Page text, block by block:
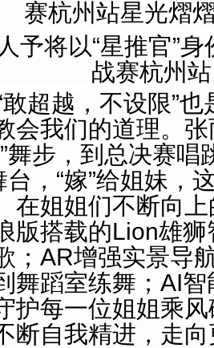
予将以“星推官”
战赛杭州站
越，不设限”也
会我们的道理。
舞步，到总决赛
台，“嫁”给姐妹，
在姐姐们不断向
版搭载的Lion雄
；AR增强实景导
舞蹈室练舞；AI
护每一位姐姐乘
断自我精进，走